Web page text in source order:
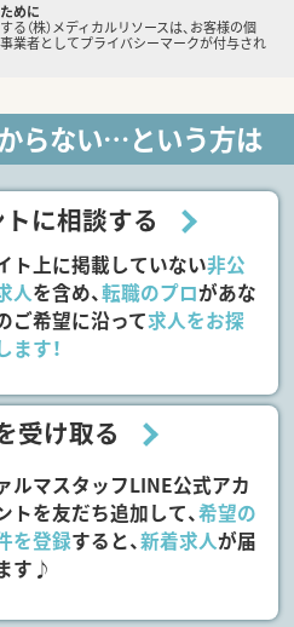
めに
（株）メディカルリソースは、お客様の個
業者としてプライバシーマークが付与され
らない…という方は
に相談する
ト上に掲載していない非公
人を含め、転職のプロがあな
ご希望に沿って求人をお探
ます！
受け取る
ルマスタッフLINE公式アカ
トを友だち追加して、希望の
を登録すると、新着求人が届
す♪